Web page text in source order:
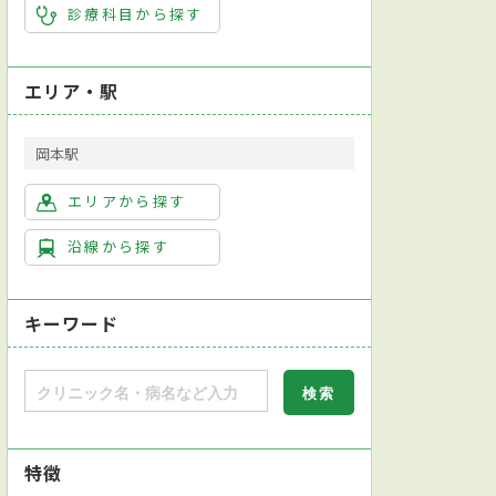
診療科目から探す
エリア・駅
岡本駅
エリアから探す
沿線から探す
キーワード
特徴